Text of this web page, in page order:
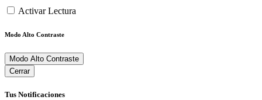
Activar Lectura
Modo Alto Contraste
Modo Alto Contraste
Cerrar
Tus Notificaciones